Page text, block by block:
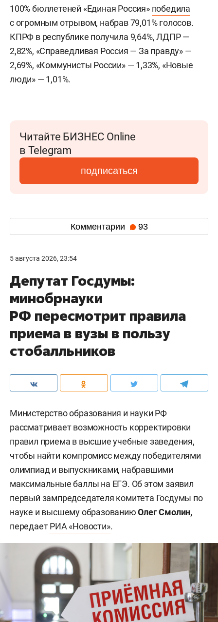
100% бюллетеней «Единая Россия» победила
с огромным отрывом, набрав 79,01% голосов.
КПРФ в республике получила 9,64%, ЛДПР —
2,82%, «Справедливая Россия — За правду» —
2,69%, «Коммунисты России» — 1,33%, «Новые
люди» — 1,01%.
Читайте БИЗНЕС Online
в Telegram
подписаться
Комментарии 93
5 августа 2026, 23:54
Депутат Госдумы:
минобрнауки
РФ пересмотрит правила
приема в вузы в пользу
стобалльников
Министерство образования и науки РФ
рассматривает возможность корректировки
правил приема в высшие учебные заведения,
чтобы найти компромисс между победителями
олимпиад и выпускниками, набравшими
максимальные баллы на ЕГЭ. Об этом заявил
первый зампредседателя комитета Госдумы по
науке и высшему образованиюОлег Смолин,
передаетРИА «Новости».